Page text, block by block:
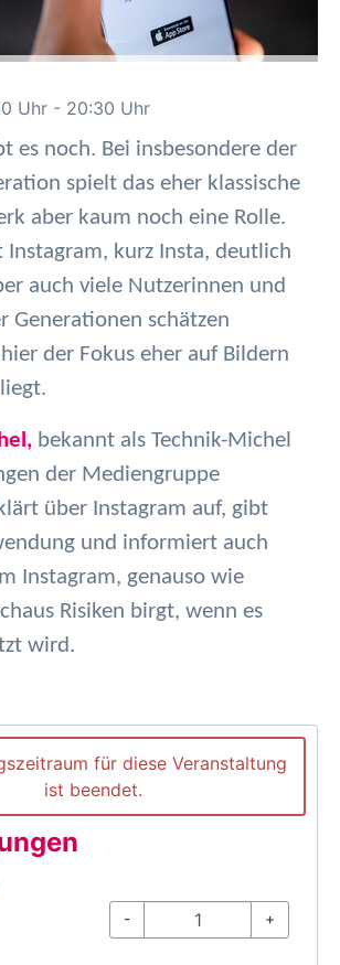
Uhr - 20:30 Uhr
es noch. Bei insbesondere der
spielt das eher klassische
aber kaum noch eine Rolle.
Instagram, kurz Insta, deutlich
auch viele Nutzerinnen und
Generationen schätzen
der Fokus eher auf Bildern
bekannt als Technik-Michel
der Mediengruppe
über Instagram auf, gibt
und informiert auch
Instagram, genauso wie
Risiken birgt, wenn es
wird.
für diese Veranstaltung
ist beendet.
- +